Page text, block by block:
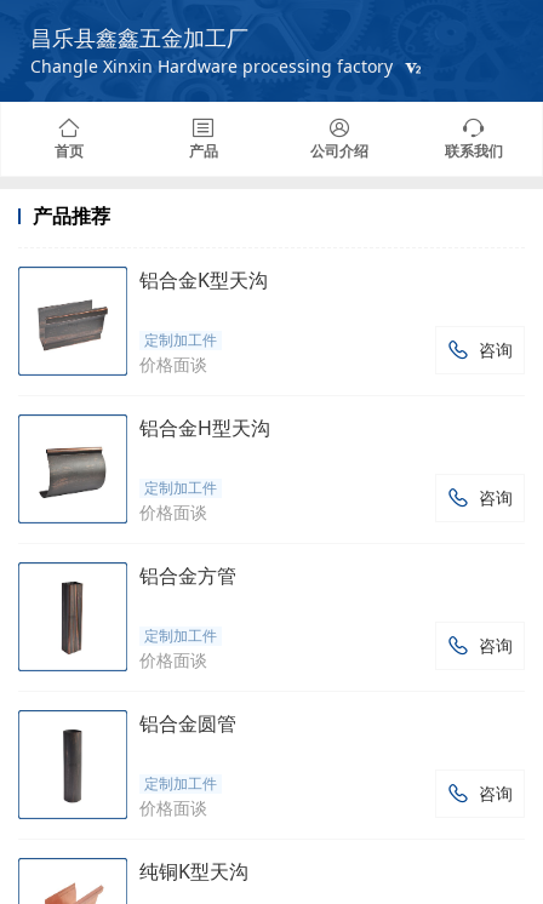
昌乐县鑫鑫五金加工厂
Changle Xinxin Hardware processing factory
首页 产品 公司介绍 联系我们
产品推荐
铝合金K型天沟
 咨询
定制加工件
价格面谈
铝合金H型天沟
 咨询
定制加工件
价格面谈
铝合金方管
 咨询
定制加工件
价格面谈
铝合金圆管
 咨询
定制加工件
价格面谈
纯铜K型天沟